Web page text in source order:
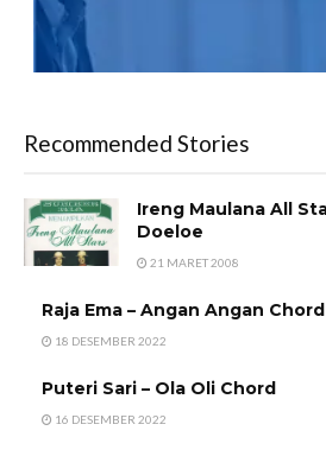
Recommended Stories
Ireng Maulana All
Doeloe
21 MARET 2008
Raja Ema – Angan Angan Chord
18 DESEMBER 2022
Puteri Sari – Ola Oli Chord
16 DESEMBER 2022